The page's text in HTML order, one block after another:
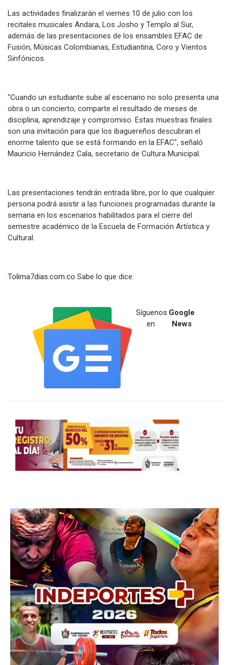
Las actividades finalizarán el viernes 10 de julio con los
recitales musicales Andara, Los Josho y Templo al Sur,
además de las presentaciones de los ensambles EFAC de
Fusión, Músicas Colombianas, Estudiantina, Coro y Vientos
Sinfónicos.
"Cuando un estudiante sube al escenario no solo presenta una
obra o un concierto; comparte el resultado de meses de
disciplina, aprendizaje y compromiso. Estas muestras finales
son una invitación para que los ibaguereños descubran el
enorme talento que se está formando en la EFAC", señaló
Mauricio Hernández Cala, secretario de Cultura Municipal.
Las presentaciones tendrán entrada libre, por lo que cualquier
persona podrá asistir a las funciones programadas durante la
semana en los escenarios habilitados para el cierre del
semestre académico de la Escuela de Formación Artística y
Cultural.
Tolima7dias.com.co Sabe lo que dice.
Síguenos
en
Google
News